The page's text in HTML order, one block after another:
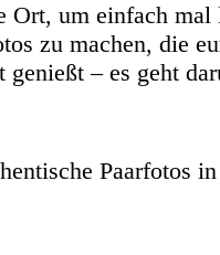
um einfach
zu machen, die
genießt – es geht